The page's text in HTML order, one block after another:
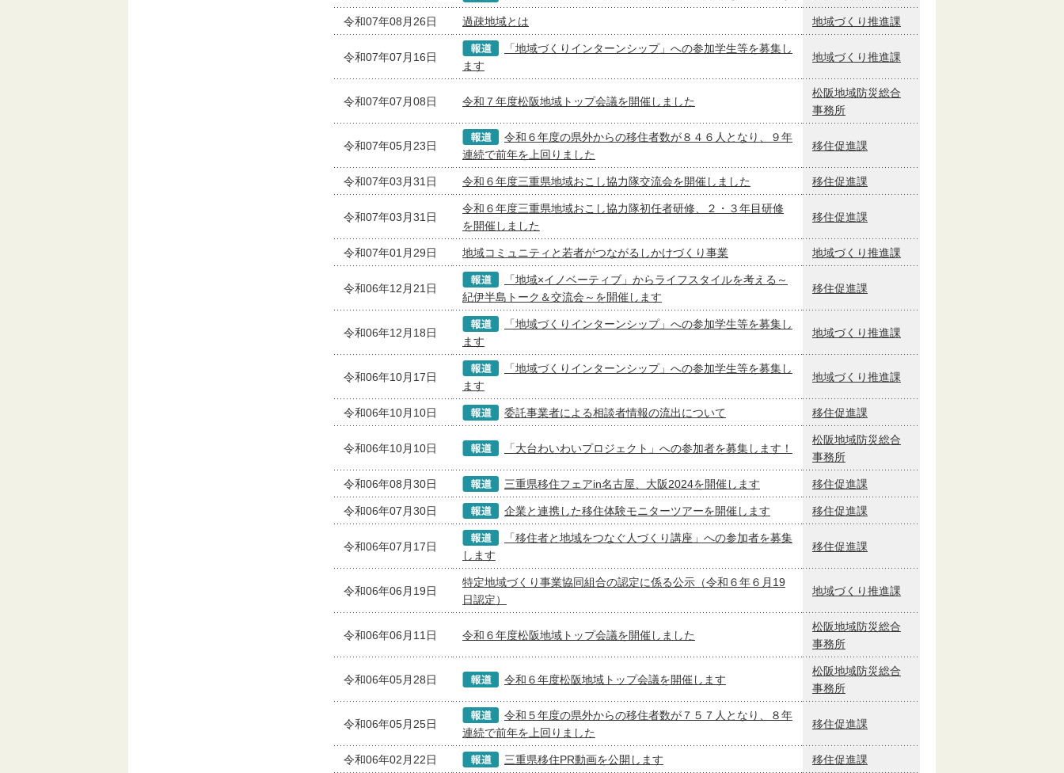
令和07年08月26日 過疎地域とは 地域づくり推進課
令和07年07月16日
「地域づくりインターンシップ」への参加学生等を募集し
ます
地域づくり推進課
令和07年07月08日 令和７年度松阪地域トップ会議を開催しました
松阪地域防災総合
事務所
令和07年05月23日
令和６年度の県外からの移住者数が８４６人となり、９年
連続で前年を上回りました
移住促進課
令和07年03月31日 令和６年度三重県地域おこし協力隊交流会を開催しました 移住促進課
令和07年03月31日
令和６年度三重県地域おこし協力隊初任者研修、２・３年目研修
を開催しました
移住促進課
令和07年01月29日 地域コミュニティと若者がつながるしかけづくり事業 地域づくり推進課
令和06年12月21日
「地域×イノベーティブ」からライフスタイルを考える～
紀伊半島トーク＆交流会～を開催します
移住促進課
令和06年12月18日
「地域づくりインターンシップ」への参加学生等を募集し
ます
地域づくり推進課
令和06年10月17日
「地域づくりインターンシップ」への参加学生等を募集し
ます
地域づくり推進課
令和06年10月10日 委託事業者による相談者情報の流出について 移住促進課
令和06年10月10日 「大台わいわいプロジェクト」への参加者を募集します！
松阪地域防災総合
事務所
令和06年08月30日 三重県移住フェアin名古屋、大阪2024を開催します 移住促進課
令和06年07月30日 企業と連携した移住体験モニターツアーを開催します 移住促進課
令和06年07月17日
「移住者と地域をつなぐ人づくり講座」への参加者を募集
します
移住促進課
令和06年06月19日
特定地域づくり事業協同組合の認定に係る公示（令和６年６月19
日認定）
地域づくり推進課
令和06年06月11日 令和６年度松阪地域トップ会議を開催しました
松阪地域防災総合
事務所
令和06年05月28日 令和６年度松阪地域トップ会議を開催します
松阪地域防災総合
事務所
令和06年05月25日
令和５年度の県外からの移住者数が７５７人となり、８年
連続で前年を上回りました
移住促進課
令和06年02月22日 三重県移住PR動画を公開します 移住促進課